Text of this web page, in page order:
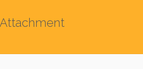
Attachment